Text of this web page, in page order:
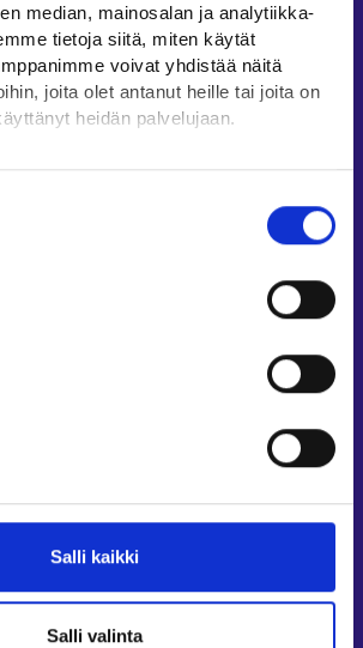
median, mainosalan ja analytiikka-
tietoja siitä, miten käytät
voivat yhdistää näitä
joita olet antanut heille tai joita on
heidän palvelujaan.
käyttötarkoituksista
Salli kaikki
Salli valinta
asiakkaan neuvontapalvelut
työpolku -osioiden ohjeet